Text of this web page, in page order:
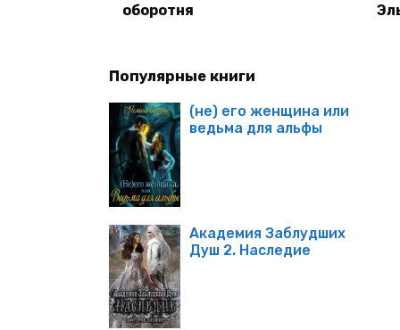
оборотня
Популярные книги
(не) его женщина или
ведьма для альфы
Академия Заблудших
Душ 2. Наследие